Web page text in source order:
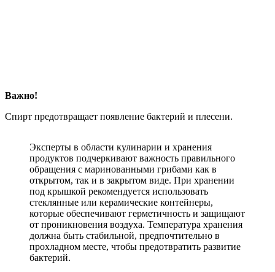
Важно!
Спирт предотвращает появление бактерий и плесени.
Эксперты в области кулинарии и хранения
продуктов подчеркивают важность правильного
обращения с маринованными грибами как в
открытом, так и в закрытом виде. При хранении
под крышкой рекомендуется использовать
стеклянные или керамические контейнеры,
которые обеспечивают герметичность и защищают
от проникновения воздуха. Температура хранения
должна быть стабильной, предпочтительно в
прохладном месте, чтобы предотвратить развитие
бактерий.